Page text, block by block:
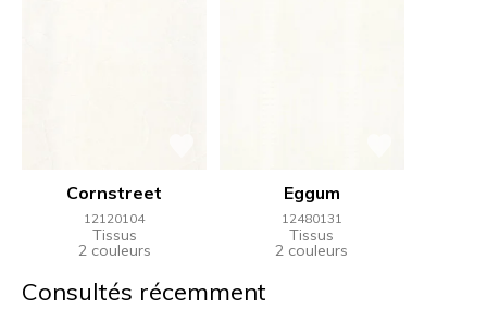
Cornstreet
12120104
Tissus
2 couleurs
Eggum
12480131
Tissus
2 couleurs
Consultés récemment